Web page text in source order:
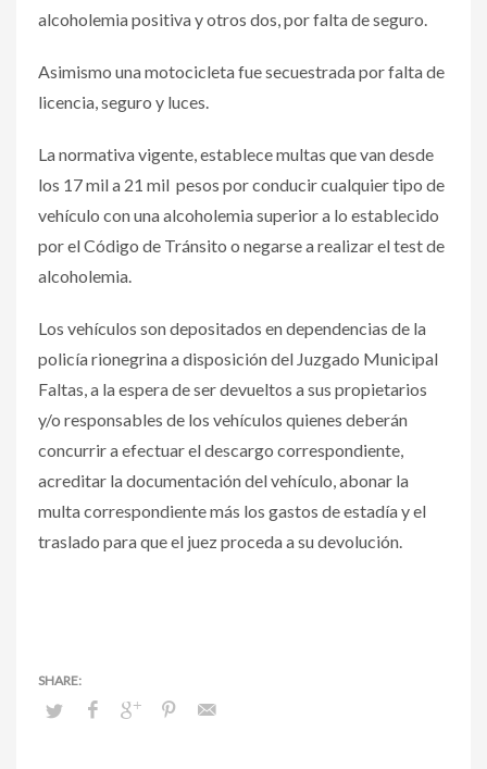
alcoholemia positiva y otros dos, por falta de seguro.
Asimismo una motocicleta fue secuestrada por falta de
licencia, seguro y luces.
La normativa vigente, establece multas que van desde
los 17 mil a 21 mil pesos por conducir cualquier tipo de
vehículo con una alcoholemia superior a lo establecido
por el Código de Tránsito o negarse a realizar el test de
alcoholemia.
Los vehículos son depositados en dependencias de la
policía rionegrina a disposición del Juzgado Municipal
Faltas, a la espera de ser devueltos a sus propietarios
y/o responsables de los vehículos quienes deberán
concurrir a efectuar el descargo correspondiente,
acreditar la documentación del vehículo, abonar la
multa correspondiente más los gastos de estadía y el
traslado para que el juez proceda a su devolución.